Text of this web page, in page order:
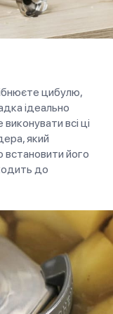
цибулю,
ідеально
всі ці
який
його
до